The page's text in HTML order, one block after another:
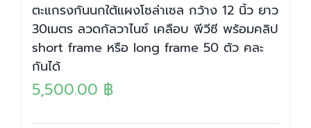
ตะแกรงกันนกใต้แผงโซล่าเซล กว้าง 12 นิ้ว ยาว
30เมตร ลวดกัลวาไนซ์ เคลือบ พีวีซี พร้อมคลิป
short frame หรือ long frame 50 ตัว คละ
กันได้
5,500.00 ฿